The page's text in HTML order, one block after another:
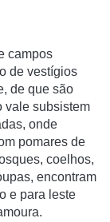
campos
de vestígios
de que são
vale subsistem
onde
pomares de
coelhos,
encontram
e para leste